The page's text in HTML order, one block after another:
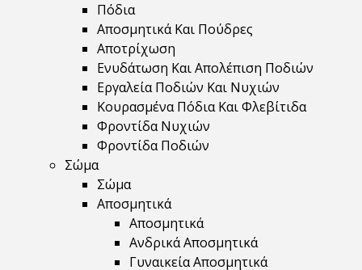
Πόδια
Αποσμητικά Και Πούδρες
Αποτρίχωση
Ενυδάτωση Και Απολέπιση Ποδιών
Εργαλεία Ποδιών Και Νυχιών
Κουρασμένα Πόδια Και Φλεβίτιδα
Φροντίδα Νυχιών
Φροντίδα Ποδιών
Σώμα
Σώμα
Αποσμητικά
Αποσμητικά
Ανδρικά Αποσμητικά
Γυναικεία Αποσμητικά